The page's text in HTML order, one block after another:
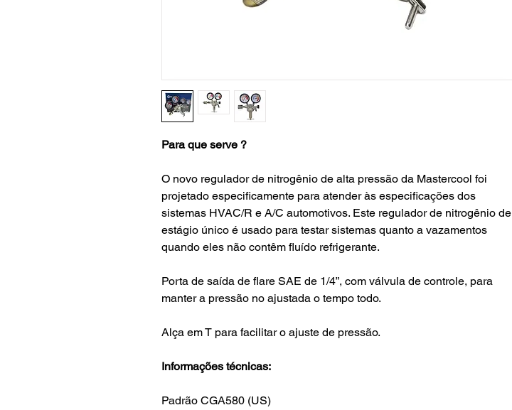
Para que serve ?
O novo regulador de nitrogênio de alta pressão da Mastercool foi
projetado especificamente para atender às especificações dos
sistemas HVAC/R e A/C automotivos. Este regulador de nitrogênio de
estágio único é usado para testar sistemas quanto a vazamentos
quando eles não contêm fluído refrigerante.
Porta de saída de flare SAE de 1/4”, com válvula de controle, para
manter a pressão no ajustada o tempo todo.
Alça em T para facilitar o ajuste de pressão.
Informações técnicas:
Padrão CGA580 (US)